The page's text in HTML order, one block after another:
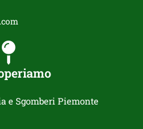
e Sgomberi Piemonte